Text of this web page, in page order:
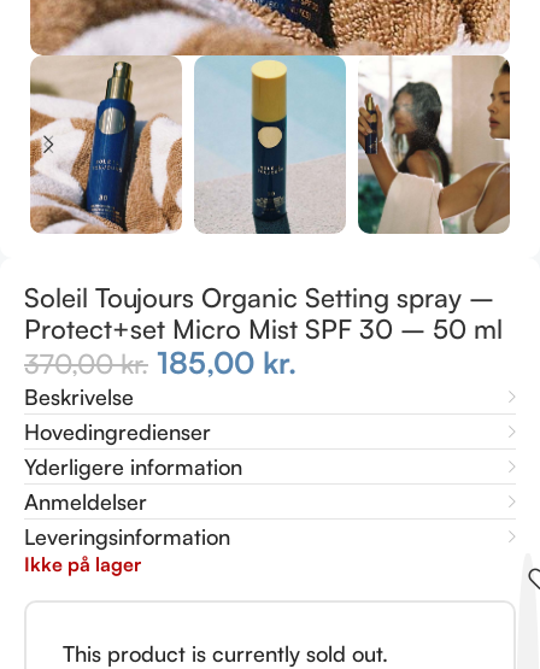
Soleil Toujours Organic Setting spray –
Protect+set Micro Mist SPF 30 – 50 ml
370,00kr. 185,00 kr.
Beskrivelse
Hovedingredienser
Yderligere information
Anmeldelser
Leveringsinformation
Ikke på lager
This product is currently sold out.